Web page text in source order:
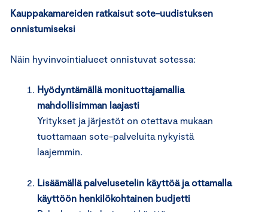
Kauppakamareiden ratkaisut sote-uudistuksen
onnistumiseksi
Näin hyvinvointialueet onnistuvat sotessa:
Hyödyntämällä monituottajamallia
mahdollisimman laajasti
Yritykset ja järjestöt on otettava mukaan
tuottamaan sote-palveluita nykyistä
laajemmin.
Lisäämällä palvelusetelin käyttöä ja ottamalla
käyttöön henkilökohtainen budjetti